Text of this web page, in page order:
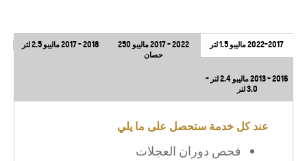
2022-2017 ماليبو 1.5 لتر
2022 - 2017 ماليبو 250
حصان
2018 - 2017 ماليبو 2.5 لتر
2016 - 2013 ماليبو 2.4 لتر -
3.0 لتر
عند كل خدمة ستحصل على ما يلي
فحص دوران العجلات